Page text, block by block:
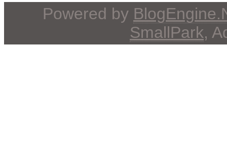
Powered by
SmallPark,